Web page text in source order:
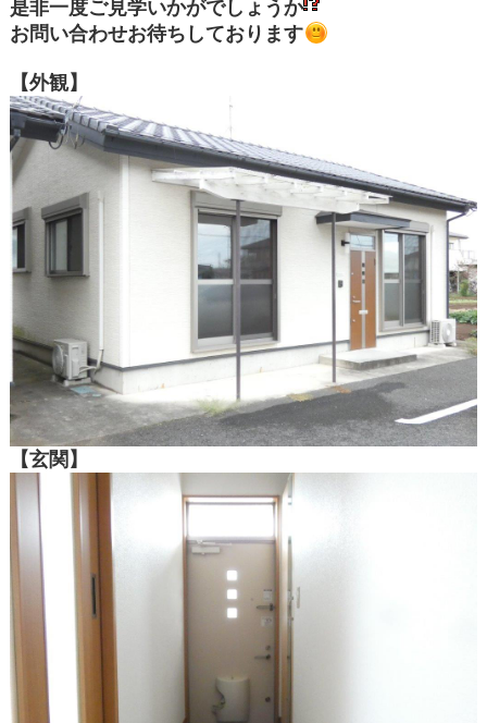
是非一度ご見学いかがでしょうか
お問い合わせお待ちしております
【外観】
【玄関】